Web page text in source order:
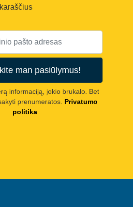
man pasiūlymus!
informaciją, jokio brukalo. Bet
prenumeratos. Privatumo
politika